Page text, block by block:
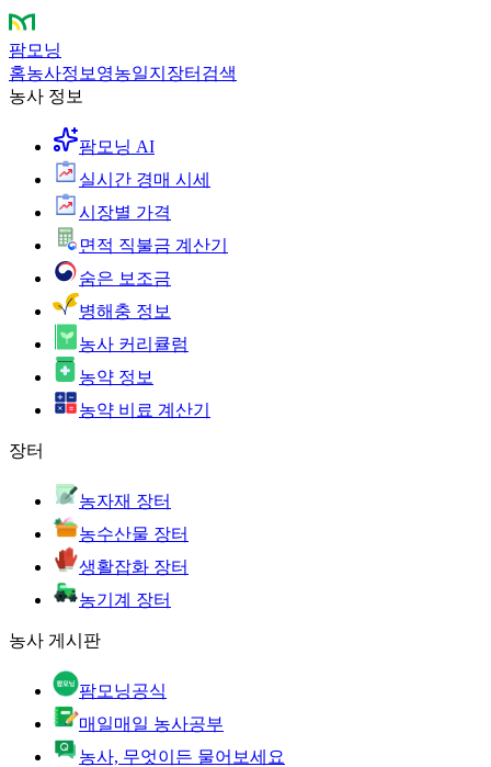
팜모닝
홈농사정보 영농일지 장터 검색
농사 정보
팜모닝 AI
실시간 경매 시세
시장별 가격
면적 직불금 계산기
숨은 보조금
병해충 정보
농사 커리큘럼
농약 정보
농약 비료 계산기
장터
농자재 장터
농수산물 장터
생활잡화 장터
농기계 장터
농사 게시판
팜모닝공식
매일매일 농사공부
농사, 무엇이든 물어보세요